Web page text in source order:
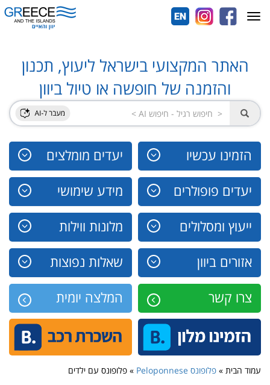
האתר המקצועי בישראל ליעוץ, תכנון
והזמנה של חופשה או טיול ביוון
הזמינו עכשיו יעדים מומלצים
יעדים פופולרים מידע שימושי
ייעוץ ומסלולים מלונות ווילות
אזורים ביוון שאלות נפוצות
צרו קשר המלצה יומית
Toggle
navigation
עמוד הבית » פלופונס Peloponnese » פלופונס עם ילדים